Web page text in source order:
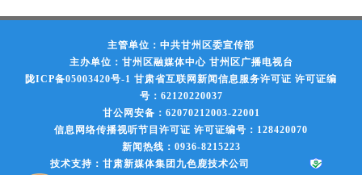
主管单位：中共甘州区委宣传部
主办单位：甘州区融媒体中心 甘州区广播电视台
陇ICP备05003420号-1 甘肃省互联网新闻信息服务许可证 许可证编
号：62120220037
甘公网安备：62070212003-22001
信息网络传播视听节目许可证 许可证编号：128420070
新闻热线：0936-8215223
技术支持：甘肃新媒体集团九色鹿技术公司